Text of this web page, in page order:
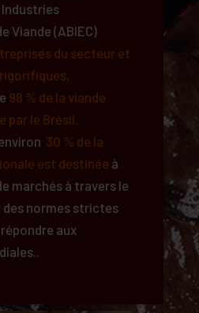
Industries
Viande (ABIEC)
du secteur et
98 % de la viande
par le Brésil.
30 % de la
est destinée à
marchés à travers le
des normes strictes
aux